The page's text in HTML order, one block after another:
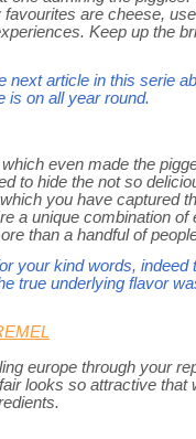
are cheese,
Keep up the
next article in this serie
is on all year round.
even made the
to hide the not so
you have captured
a unique combination of
than a handful of
your kind words, indeed
true underlying flavor
europe through your
looks so attractive that